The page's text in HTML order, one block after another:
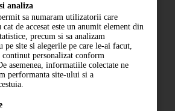
analiza
sa numaram utilizatorii care
de accesat este un anumit element din
precum si sa analizam
pe site si alegerile pe care le-ai facut,
personalizat conform
asemenea, informatiile colectate ne
performanta site-ului si a